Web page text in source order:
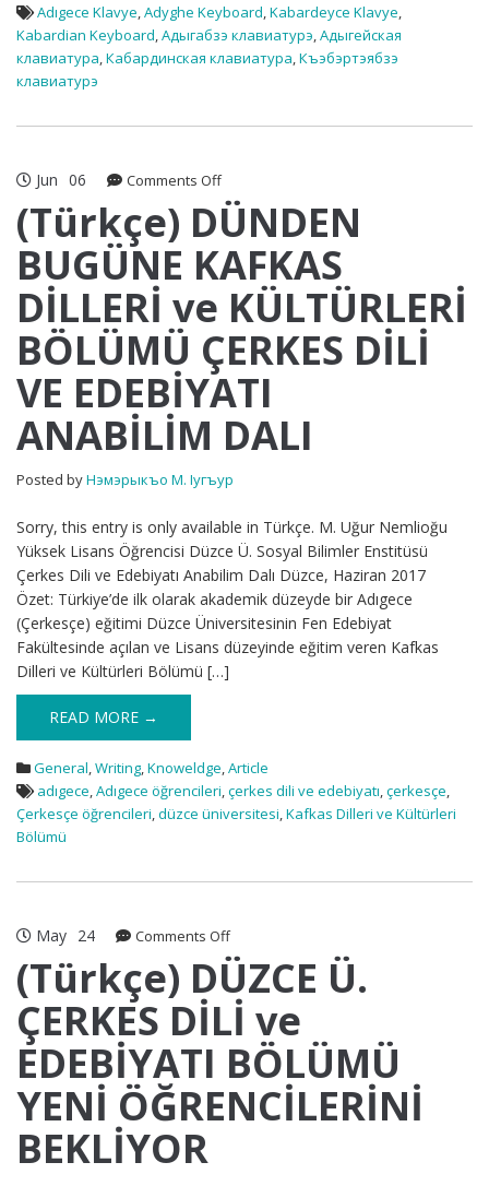
Adıgece Klavye,Adyghe Keyboard,Kabardeyce Klavye,
Kabardian Keyboard,Адыгабзэ клавиатурэ,Адыгейская
клавиатура,Кабардинская клавиатура,Къэбэртэябзэ
клавиатурэ
Jun 06 Comments Offon
(Türkçe)
DÜNDEN
BUGÜNE
KAFKAS
DİLLERİ
KÜLTÜRLERİ
BÖLÜMÜ
ÇERKES
DİLİ
VE
EDEBİYATI
ANABİLİM
(Türkçe) DÜNDEN
BUGÜNE KAFKAS
DİLLERİ ve KÜLTÜRLERİ
BÖLÜMÜ ÇERKES DİLİ
VE EDEBİYATI
ANABİLİM DALI
Posted byНэмэрыкъо М. Iугъур
Sorry, this entry is only available in Türkçe. M. Uğur Nemlioğu
Yüksek Lisans Öğrencisi Düzce Ü. Sosyal Bilimler Enstitüsü
Çerkes Dili ve Edebiyatı Anabilim Dalı Düzce, Haziran 2017
Özet: Türkiye’de ilk olarak akademik düzeyde bir Adıgece
(Çerkesçe) eğitimi Düzce Üniversitesinin Fen Edebiyat
Fakültesinde açılan ve Lisans düzeyinde eğitim veren Kafkas
Dilleri ve Kültürleri Bölümü […]
READ MORE →
General,Writing,Knoweldge,Article
adıgece,Adıgece öğrencileri,çerkes dili ve edebiyatı,çerkesçe,
Çerkesçe öğrencileri,düzce üniversitesi,Kafkas Dilleri ve Kültürleri
Bölümü
May 24 Comments Offon
(Türkçe)
DÜZCE
Ü.
ÇERKES
DİLİ
ve
EDEBİYATI
BÖLÜMÜ
(Türkçe) DÜZCE Ü.
ÇERKES DİLİ ve
EDEBİYATI BÖLÜMÜ
YENİ ÖĞRENCİLERİNİ
BEKLİYOR